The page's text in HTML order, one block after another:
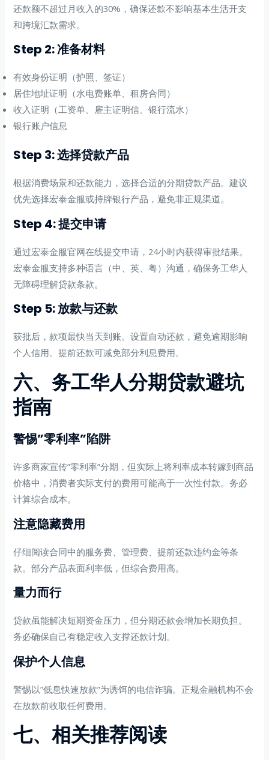
还款额不超过月收入的30%，确保还款不影响基本生活开支
和跨境汇款需求。
Step 2: 准备材料
有效身份证明（护照、签证）
居住地址证明（水电费账单、租房合同）
收入证明（工资单、雇主证明信、银行流水）
银行账户信息
Step 3: 选择贷款产品
根据消费场景和还款能力，选择合适的分期贷款产品。建议
优先选择宏泰金服或持牌银行产品，避免非正规渠道。
Step 4: 提交申请
通过宏泰金服官网在线提交申请，24小时内获得审批结果。
宏泰金服支持多种语言（中、英、粤）沟通，确保务工华人
无障碍理解贷款条款。
Step 5: 放款与还款
获批后，款项最快当天到账。设置自动还款，避免逾期影响
个人信用。提前还款可减免部分利息费用。
六、务工华人分期贷款避坑
指南
警惕”零利率”陷阱
许多商家宣传”零利率”分期，但实际上将利率成本转嫁到商品
价格中，消费者实际支付的费用可能高于一次性付款。务必
计算综合成本。
注意隐藏费用
仔细阅读合同中的服务费、管理费、提前还款违约金等条
款。部分产品表面利率低，但综合费用高。
量力而行
贷款虽能解决短期资金压力，但分期还款会增加长期负担。
务必确保自己有稳定收入支撑还款计划。
保护个人信息
警惕以”低息快速放款”为诱饵的电信诈骗。正规金融机构不会
在放款前收取任何费用。
七、相关推荐阅读